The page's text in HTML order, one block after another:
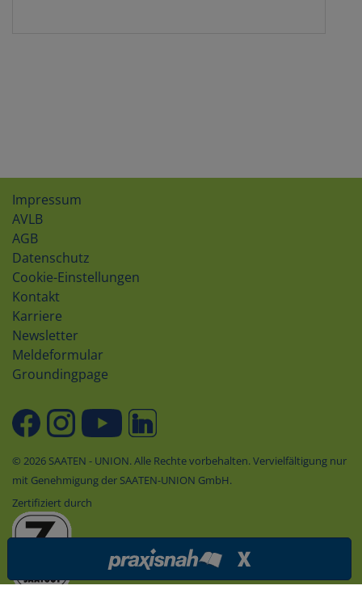
Impressum
AVLB
AGB
Datenschutz
Cookie-Einstellungen
Kontakt
Karriere
Newsletter
Meldeformular
Groundingpage
© 2026 SAATEN - UNION. Alle Rechte vorbehalten. Vervielfältigung nur
mit Genehmigung der SAATEN-UNION GmbH.
Zertifiziert durch